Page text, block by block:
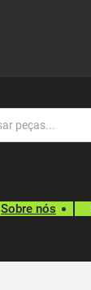
Sobre nós